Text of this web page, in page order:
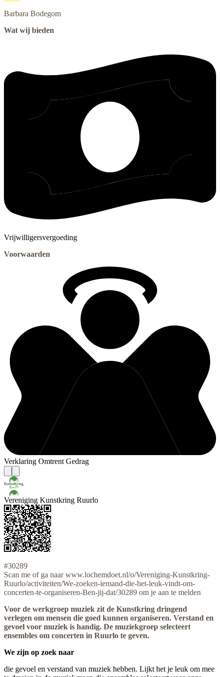
Barbara Bodegom
Wat wij bieden
Vrijwilligersvergoeding
Voorwaarden
Verklaring Omtrent Gedrag
Vereniging Kunstkring Ruurlo
#30289
Scan me of ga naar www.lochemdoet.nl/o/Vereniging-Kunstkring-
Ruurlo/activiteiten/We-zoeken-iemand-die-het-leuk-vindt-om-
concerten-te-organiseren-Ben-jij-dat/30289 om je aan te melden
Voor de werkgroep muziek zit de Kunstkring dringend
verlegen om mensen die goed kunnen organiseren. Verstand en
gevoel voor muziek is handig. De muziekgroep selecteert
ensembles om concerten in Ruurlo te geven.
We zijn op zoek naar
die gevoel en verstand van muziek hebben. Lijkt het je leuk om mee